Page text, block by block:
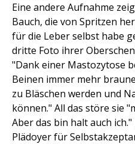
Eine andere Aufnahme
Bauch, die von Spritzen
für die Leber selbst habe
dritte Foto ihrer
"Dank einer Mastozytose
Beinen immer mehr
zu Bläschen werden und
können." All das störe sie
Aber das bin halt auch
Plädoyer für